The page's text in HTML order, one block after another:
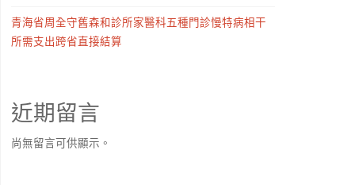
青海省周全守舊森和診所家醫科五種門診慢特病相干
所需支出跨省直接結算
近期留言
尚無留言可供顯示。